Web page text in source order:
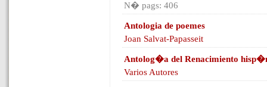
N� pags: 406
Antologia de poemes
Joan Salvat-Papasseit
Antolog�a del Renacimiento
Varios Autores